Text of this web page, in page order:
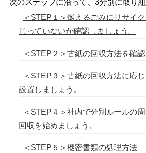
次のステップに沿って、3分別に取り組
＜STEP１＞燃えるごみにリサイ
じっていないか確認しましょう。
＜STEP２＞古紙の回収方法を確認
＜STEP３＞古紙の回収方法に応
設置しましょう。
＜STEP４＞社内で分別ルールの
回収を始めましょう。
＜STEP５＞機密書類の処理方法